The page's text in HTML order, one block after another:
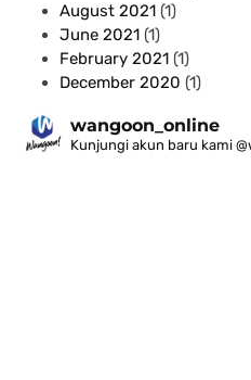
August 2021 (1)
June 2021 (1)
February 2021 (1)
December 2020 (1)
wangoon_online
Kunjungi akun baru kami